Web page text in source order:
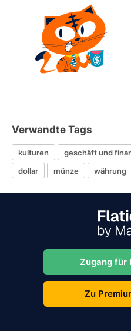
Verwandte Tags
kulturen geschäft und
dollar
münze währung
Zugang für
Zu